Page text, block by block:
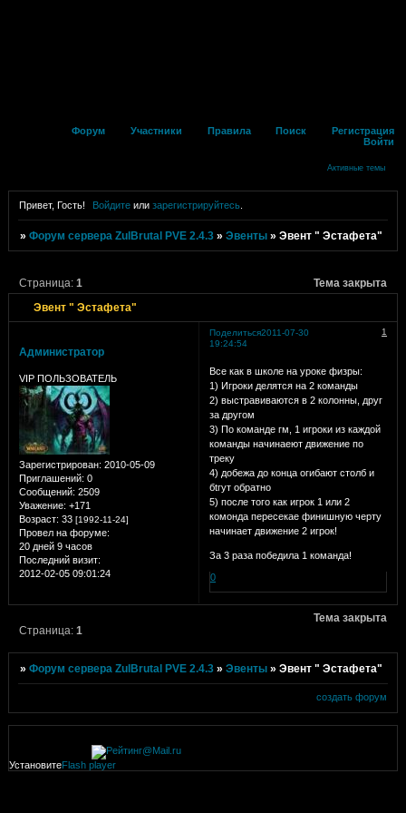
Форум Участники Правила Поиск
Регистрация
Войти
Активные темы
Привет, Гость! Войдите илизарегистрируйтесь
»Форум сервера ZulBrutal PVE 2.4.3 »Эвенты »Эвент " Эстафета"
Эвент " Эстафета"
Страница:1 Тема закрыта
Поделиться 1
2011-07-30
19:24:54
Администратор
VIP ПОЛЬЗОВАТЕЛЬ
Зарегистрирован: 2010-05-09
Приглашений: 0
Сообщений: 2509
Уважение: +171
Возраст: 33 [1992-11-24]
Провел на форуме:
20 дней 9 часов
Последний визит:
2012-02-05 09:01:24
Все как в школе на уроке физры:
1) Игроки делятся на 2 команды
2) выстравиваются в 2 колонны, друг
за другом
3) По команде гм, 1 игроки из каждой
команды начинаеют движение по
треку
4) добежа до конца огибают столб и
бtгут обратно
5) после того как игрок 1 или 2
комонда пересекае финишную черту
начинает движение 2 игрок!
За 3 раза победила 1 команда!
0
Тема закрыта
Страница:1
»Форум сервера ZulBrutal PVE 2.4.3 »Эвенты »Эвент " Эстафета"
создать форум
УстановитеFlash player